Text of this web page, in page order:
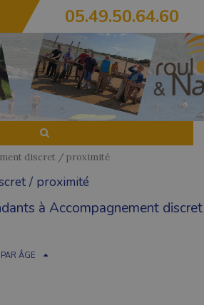
05.49.50.64.60
discret / proximité
/ proximité
à Accompagnement discret
ÂGE